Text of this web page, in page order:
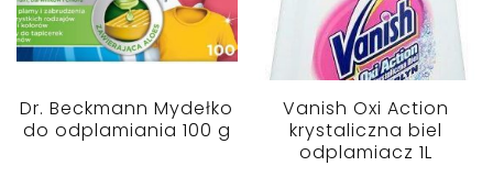
Dr. Beckmann Mydełko
do odplamiania 100 g
Vanish Oxi Action
krystaliczna biel
odplamiacz 1L